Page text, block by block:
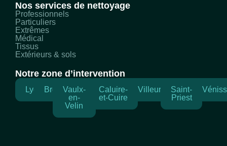
Nos services de nettoyage
Professionnels
Particuliers
Extrêmes
Médical
Tissus
Extérieurs & sols
Notre zone d’intervention
Lyon Bron
Vaulx-
en-
Velin
Caluire-
et-Cuire
Villeurbanne
Saint-
Priest